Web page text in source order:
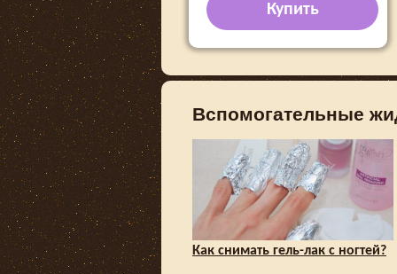
Купить
Вспомогательные
Как снимать гель-лак с ногтей?